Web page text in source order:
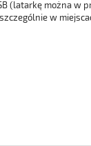
(latarkę można w
w